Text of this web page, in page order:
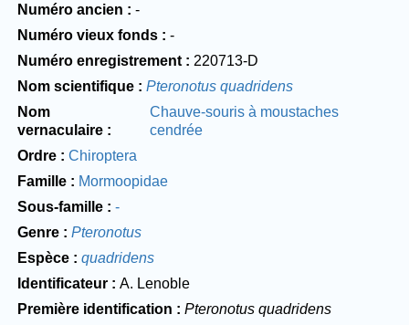
Numéro ancien
-
Numéro vieux fonds
-
Numéro enregistrement
220713-D
Nom scientifique
Pteronotus quadridens
Nom
vernaculaire
Chauve-souris à moustaches
cendrée
Ordre
Chiroptera
Famille
Mormoopidae
Sous-famille
-
Genre
Pteronotus
Espèce
quadridens
Identificateur
A. Lenoble
Première identification
Pteronotus quadridens